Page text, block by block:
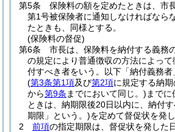
第5条
保険料の額を定めたときは、市
第1号被保険者に通知しなければならな
たときも、同様とする。
(保険料の督促)
第6条
市長は、保険料を納付する義務
の規定により普通徴収の方法によっ
付すべき者をいう。以下「納付義務者
(第3条第1項及び第2項に規定する納期
から第9条 までにおいて同じ。) まで
ときは、納期限後20日以内に、納付
期限」という。)を定めて督促状を発
2
前項の指定期限は、督促状を発した